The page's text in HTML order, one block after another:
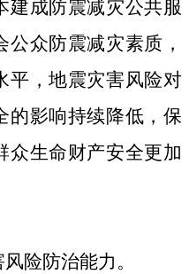
建成防震减灾公共服
众防震减灾素质，
平，地震灾害风险对
的影响持续降低，保
众生命财产安全更加
险防治能力。